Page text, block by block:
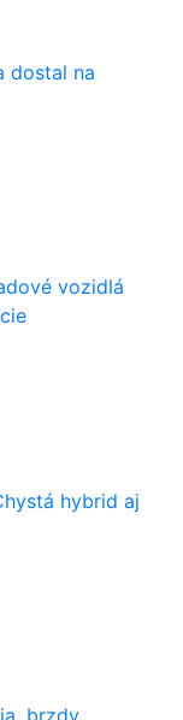
dostal na
vozidlá
hybrid aj